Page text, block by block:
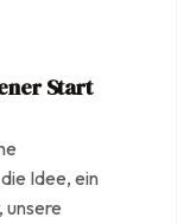
Start
Idee, ein